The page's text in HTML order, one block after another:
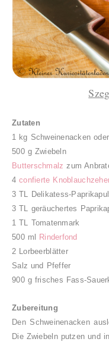
Zutaten
1 kg Schweinenacken
500 g Zwiebeln
Butterschmalz zum
4confierte
3 TL Delikatess-
3 TL geräuchertes
1 TL Tomatenmark
500 ml
Rinderfond
2 Lorbeerblätter
Salz und Pfeffer
900 g frisches Fass-
Zubereitung
Den Schweinenacken
Die Zwiebeln putzen und